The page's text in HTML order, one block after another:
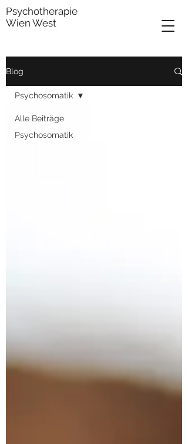
Psychotherapie
Wien West
Blog
Alle Beiträge
Psychosomatik
Psychosomatik